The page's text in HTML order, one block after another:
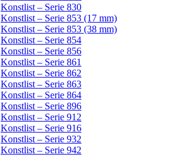
Konstlist – Serie 830
Konstlist – Serie 853 (17 mm)
Konstlist – Serie 853 (38 mm)
Konstlist – Serie 854
Konstlist – Serie 856
Konstlist – Serie 861
Konstlist – Serie 862
Konstlist – Serie 863
Konstlist – Serie 864
Konstlist – Serie 896
Konstlist – Serie 912
Konstlist – Serie 916
Konstlist – Serie 932
Konstlist – Serie 942